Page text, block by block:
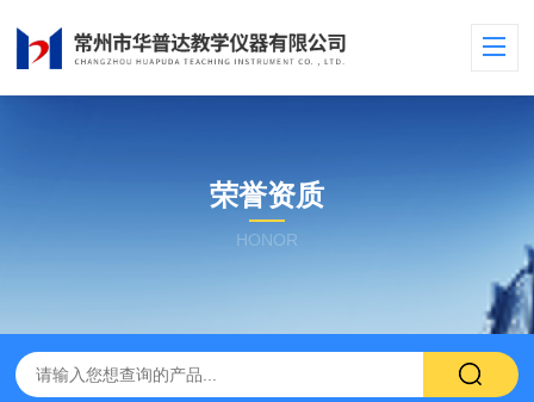
荣誉资质
HONOR